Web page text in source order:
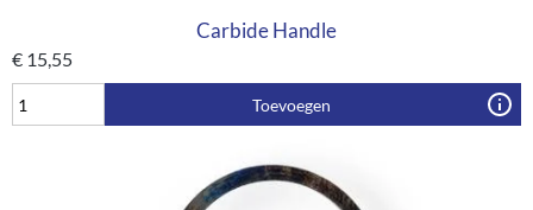
Carbide Handle
€ 15,55
Toevoegen